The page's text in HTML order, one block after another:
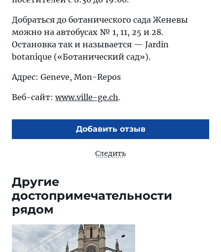
Добраться до ботанического сада Женевы
можно на автобусах № 1, 11, 25 и 28.
Остановка так и называется — Jardin
botanique («Ботанический сад»).
Адрес: Geneve, Mon-Repos
Веб-сайт: www.ville-ge.ch.
Добавить отзыв
Следить
Другие
достопримечательности
рядом